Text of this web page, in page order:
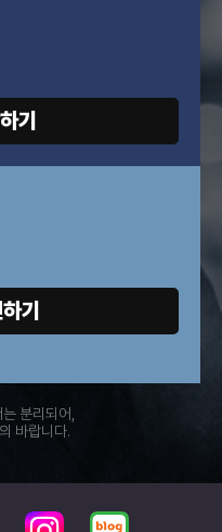
기
기
분리되어,
바랍니다.